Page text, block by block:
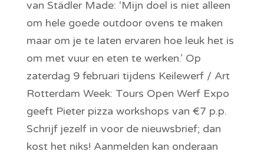
van Städler Made: ‘Mijn doel is niet alleen
om hele goede outdoor ovens te maken
maar om je te laten ervaren hoe leuk het is
om met vuur en eten te werken.’ Op
zaterdag 9 februari tijdens Keilewerf / Art
Rotterdam Week: Tours Open Werf Expo
geeft Pieter pizza workshops van €7 p.p.
Schrijf jezelf in voor de nieuwsbrief; dan
kost het niks! Aanmelden kan onderaan